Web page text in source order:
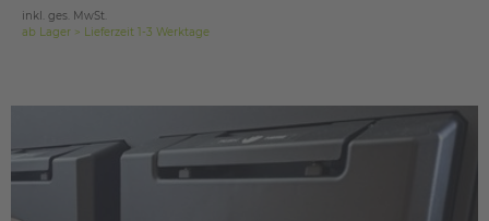
inkl. ges. MwSt.
ab Lager > Lieferzeit 1-3 Werktage